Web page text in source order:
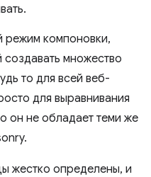
режим компоновки,
множество
то для всей веб-
для выравнивания
он не обладает теми же
жестко определены, и